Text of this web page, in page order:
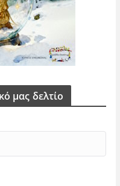
μας δελτίο